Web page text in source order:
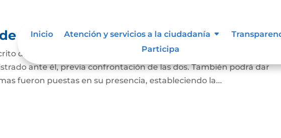
Inicio Atención y servicios a la ciudadanía
Participa
Firma
de que la firma puesta en un documento corresponde a la de la
ante él, previa confrontación de las dos. También podrá dar
fueron puestas en su presencia, estableciendo la...